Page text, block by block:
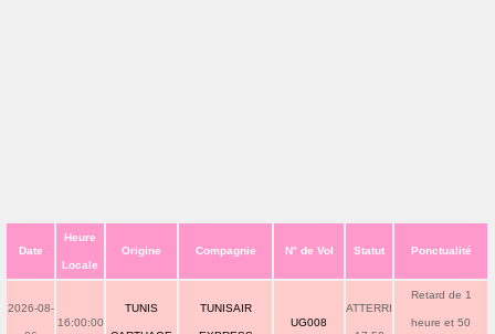
Date
Heure
Locale
Origine Compagnie N° de Vol Statut Ponctualité
2026-08-
16:00:00
TUNIS TUNISAIR
UG008
ATTERRI
Retard de 1
heure et 50